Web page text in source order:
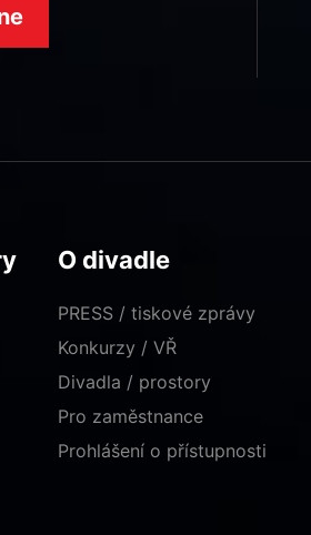
O divadle
PRESS / tiskové zprávy
Konkurzy / VŘ
Divadla / prostory
Pro zaměstnance
Prohlášení o přístupnosti